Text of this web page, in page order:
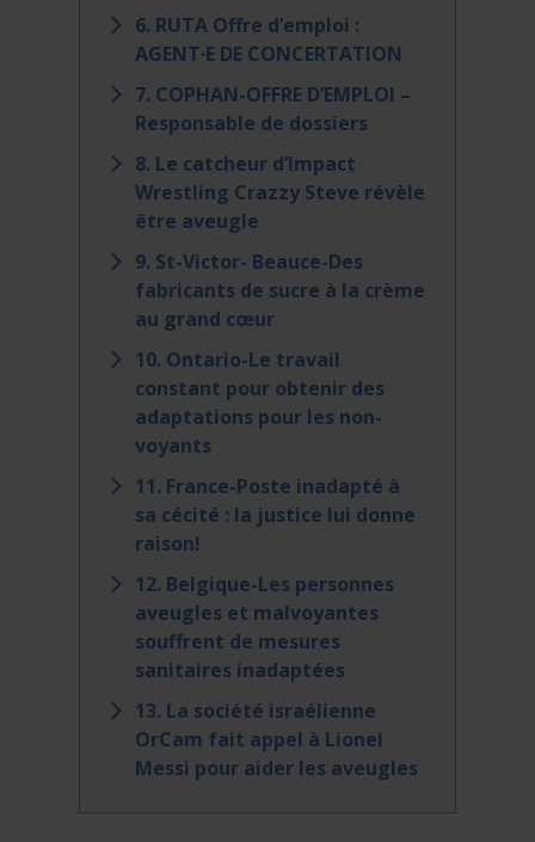
6. RUTA Offre d’emploi :
AGENT∙E DE CONCERTATION
7. COPHAN-OFFRE D’EMPLOI –
Responsable de dossiers
8. Le catcheur d’Impact
Wrestling Crazzy Steve révèle
être aveugle
9. St-Victor- Beauce-Des
fabricants de sucre à la crème
au grand cœur
10. Ontario-Le travail
constant pour obtenir des
adaptations pour les non-
voyants
11. France-Poste inadapté à
sa cécité : la justice lui donne
raison!
12. Belgique-Les personnes
aveugles et malvoyantes
souffrent de mesures
sanitaires inadaptées
13. La société israélienne
OrCam fait appel à Lionel
Messi pour aider les aveugles